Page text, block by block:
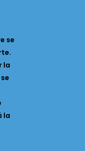
se
la
la